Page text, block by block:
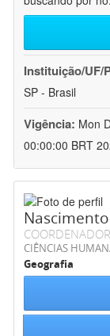
Instituição/UF/
SP - Brasil
Vigência: Mon
00:00:00 BRT
CIÊNCIAS
Geografia